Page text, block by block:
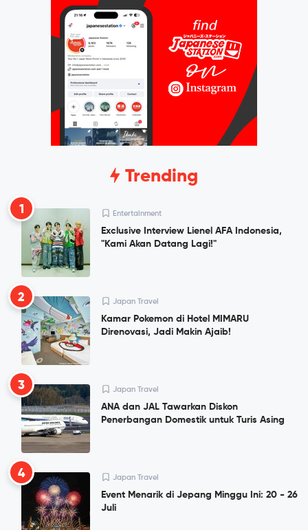
Trending
1 Entertainment
Exclusive Interview Lienel AFA Indonesia,
"Kami Akan Datang Lagi!"
2 Japan Travel
Kamar Pokemon di Hotel MIMARU
Direnovasi, Jadi Makin Ajaib!
3 Japan Travel
ANA dan JAL Tawarkan Diskon
Penerbangan Domestik untuk Turis Asing
4 Japan Travel
Event Menarik di Jepang Minggu Ini: 20 - 26
Juli